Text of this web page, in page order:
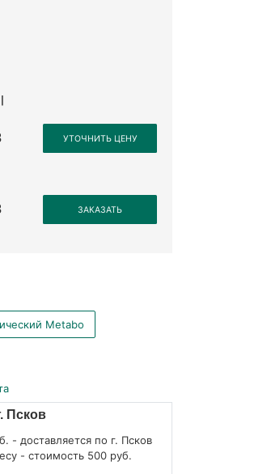
УТОЧНИТЬ ЦЕНУ
ЗАКАЗАТЬ
Metabo
Псков
- доставляется по г. Псков
- стоимость 500 руб.